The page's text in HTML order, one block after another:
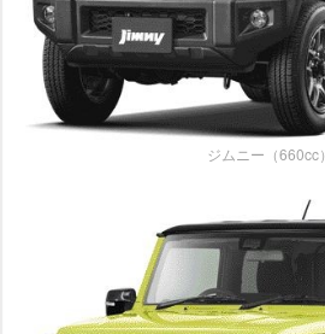
ジムニー（660cc）